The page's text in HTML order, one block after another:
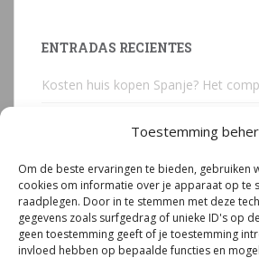
Toestemming
Om de beste ervaringen te bieden, gebruiken
cookies om informatie over je apparaat op te
raadplegen. Door in te stemmen met deze
gegevens zoals surfgedrag of unieke ID's op
geen toestemming geeft of je toestemming
invloed hebben op bepaalde functies en
ENTRADAS RECIENTES
Kosten huis kopen Spanje? Het
juridische valkuilen
Due Diligence Spaans vastgoed
Emigreren naar Spanje Expert Call |
door Mirjam van Riet (jan 2026)